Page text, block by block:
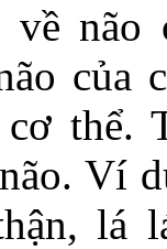
về
của
thể.
Ví
lá